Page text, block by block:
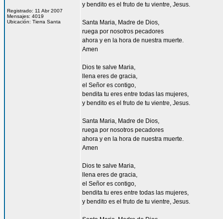
Registrado: 11 Abr 2007
Mensajes: 4019
Ubicación: Tierra Santa
y bendito es el fruto de tu vientre, Jesus.
Santa Maria, Madre de Dios,
ruega por nosotros pecadores
ahora y en la hora de nuestra muerte.
Amen
Dios te salve Maria,
llena eres de gracia,
el Señor es contigo,
bendita tu eres entre todas las mujeres,
y bendito es el fruto de tu vientre, Jesus.
Santa Maria, Madre de Dios,
ruega por nosotros pecadores
ahora y en la hora de nuestra muerte.
Amen
Dios te salve Maria,
llena eres de gracia,
el Señor es contigo,
bendita tu eres entre todas las mujeres,
y bendito es el fruto de tu vientre, Jesus.